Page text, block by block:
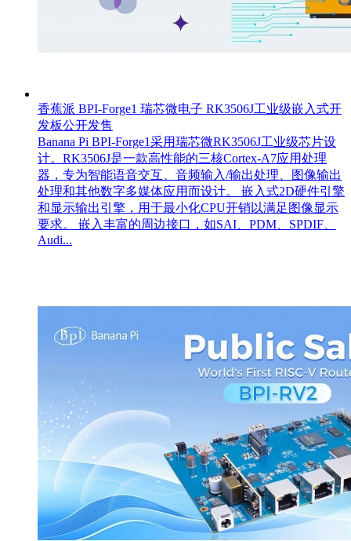
香蕉派 BPI-Forge1 瑞芯微电子 RK3506J工业级嵌入式开
发板公开发售
Banana Pi BPI-Forge1采用瑞芯微RK3506J工业级芯片设
计。RK3506J是一款高性能的三核Cortex-A7应用处理
器，专为智能语音交互、音频输入/输出处理、图像输出
处理和其他数字多媒体应用而设计。 嵌入式2D硬件引擎
和显示输出引擎，用于最小化CPU开销以满足图像显示
要求。 嵌入丰富的周边接口，如SAI、PDM、SPDIF、
Audi...